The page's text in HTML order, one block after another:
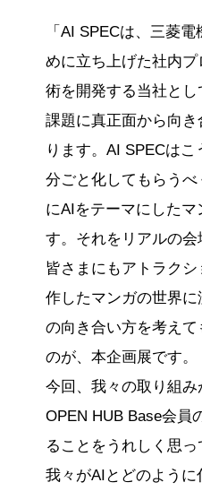
「AI SPECは、三菱
めに立ち上げた社内
術を開発する当社と
課題に真正面から向
ります。AI SPECは
分ごと化してもらう
にAIをテーマにしたマ
す。それをリアルの
皆さまにもアトラク
作したマンガの世界
の向き合い方を考え
のが、本企画展です。
今回、我々の取り組み
OPEN HUB Base会員
ることをうれしく思っ
我々がAIとどのよう